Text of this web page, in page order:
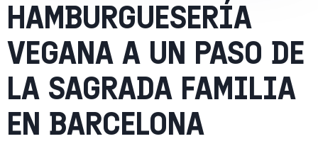
HAMBURGUESERÍA
VEGANA A UN PASO DE
LA SAGRADA FAMILIA
EN BARCELONA